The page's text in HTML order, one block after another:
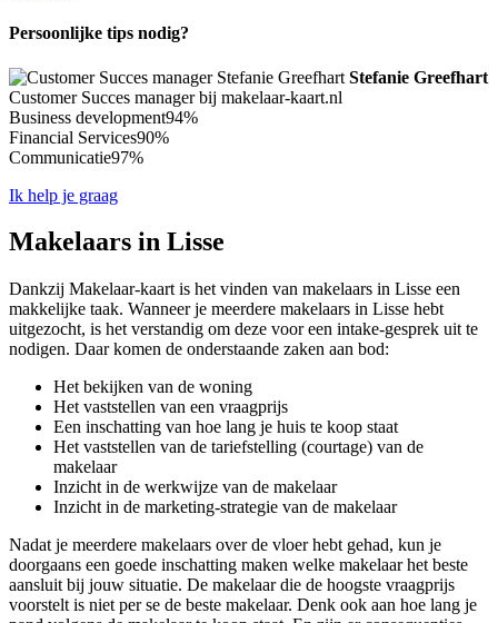
Persoonlijke tips nodig?
Stefanie Greefhart
Customer Succes manager bij makelaar-kaart.nl
Business development94%
Financial Services90%
Communicatie97%
Ik help je graag
Makelaars in Lisse
Dankzij Makelaar-kaart is het vinden van makelaars in Lisse een
makkelijke taak. Wanneer je meerdere makelaars in Lisse hebt
uitgezocht, is het verstandig om deze voor een intake-gesprek uit te
nodigen. Daar komen de onderstaande zaken aan bod:
Het bekijken van de woning
Het vaststellen van een vraagprijs
Een inschatting van hoe lang je huis te koop staat
Het vaststellen van de tariefstelling (courtage) van de
makelaar
Inzicht in de werkwijze van de makelaar
Inzicht in de marketing-strategie van de makelaar
Nadat je meerdere makelaars over de vloer hebt gehad, kun je
doorgaans een goede inschatting maken welke makelaar het beste
aansluit bij jouw situatie. De makelaar die de hoogste vraagprijs
voorstelt is niet per se de beste makelaar. Denk ook aan hoe lang je